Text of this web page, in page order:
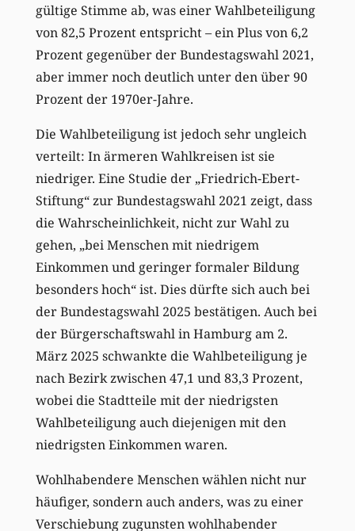
gültige Stimme ab, was einer Wahlbeteiligung
von 82,5 Prozent entspricht – ein Plus von 6,2
Prozent gegenüber der Bundestagswahl 2021,
aber immer noch deutlich unter den über 90
Prozent der 1970er-Jahre.
Die Wahlbeteiligung ist jedoch sehr ungleich
verteilt: In ärmeren Wahlkreisen ist sie
niedriger. Eine Studie der „Friedrich-Ebert-
Stiftung“ zur Bundestagswahl 2021 zeigt, dass
die Wahrscheinlichkeit, nicht zur Wahl zu
gehen, „bei Menschen mit niedrigem
Einkommen und geringer formaler Bildung
besonders hoch“ ist. Dies dürfte sich auch bei
der Bundestagswahl 2025 bestätigen. Auch bei
der Bürgerschaftswahl in Hamburg am 2.
März 2025 schwankte die Wahlbeteiligung je
nach Bezirk zwischen 47,1 und 83,3 Prozent,
wobei die Stadtteile mit der niedrigsten
Wahlbeteiligung auch diejenigen mit den
niedrigsten Einkommen waren.
Wohlhabendere Menschen wählen nicht nur
häufiger, sondern auch anders, was zu einer
Verschiebung zugunsten wohlhabender